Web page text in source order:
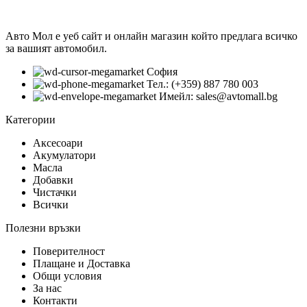
Авто Мол е уеб сайт и онлайн магазин който предлага всичко
за вашият автомобил.
София
Тел.: (+359) 887 780 003
Имейл: sales@avtomall.bg
Категории
Аксесоари
Акумулатори
Масла
Добавки
Чистачки
Всички
Полезни връзки
Поверителност
Плащане и Доставка
Общи условия
За нас
Контакти